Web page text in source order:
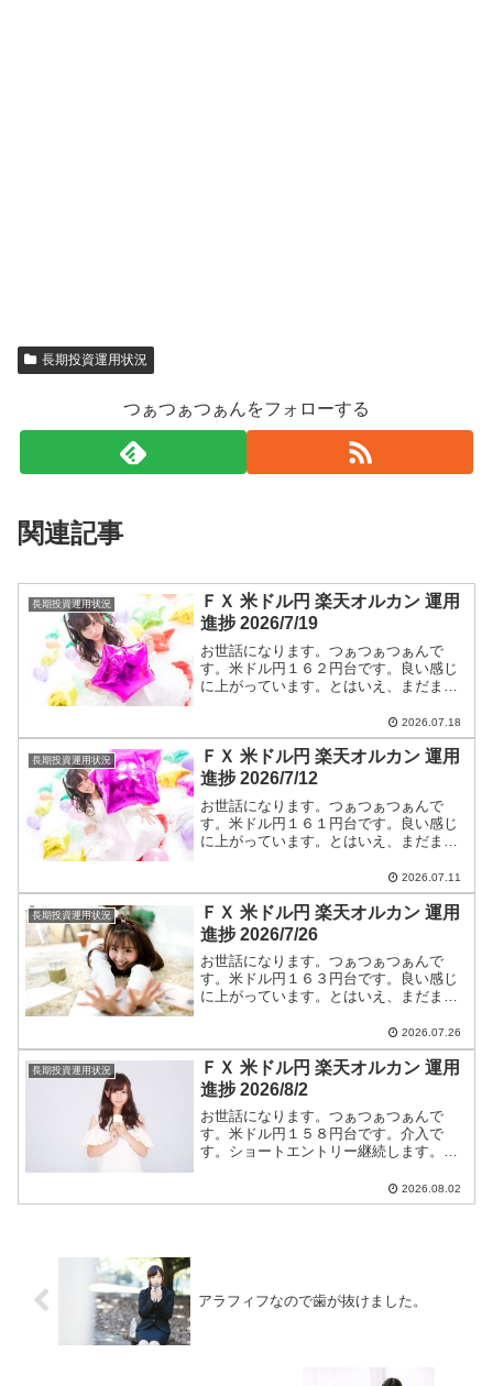
長期投資運用状況
つぁつぁつぁんをフォローする
関連記事
長期投資運用状況
ＦＸ 米ドル円 楽天オルカン 運用
進捗 2026/7/19
お世話になります。つぁつぁつぁんで
す。米ドル円１６２円台です。良い感じ
に上がっています。とはいえ、まだまだ
す。米ドル円ショートエントリー手法と
今後のつぁつぁつぁん戦略は【米ドル
円】に全て書いています。
2026.07.18
長期投資運用状況
ＦＸ 米ドル円 楽天オルカン 運用
進捗 2026/7/12
お世話になります。つぁつぁつぁんで
す。米ドル円１６１円台です。良い感じ
に上がっています。とはいえ、まだまだ
す。米ドル円ショートエントリー手法と
今後のつぁつぁつぁん戦略は【米ドル
円】に全て書いています。
2026.07.11
長期投資運用状況
ＦＸ 米ドル円 楽天オルカン 運用
進捗 2026/7/26
お世話になります。つぁつぁつぁんで
す。米ドル円１６３円台です。良い感じ
に上がっています。とはいえ、まだまだ
す。米ドル円ショートエントリー手法と
今後のつぁつぁつぁん戦略は【米ドル
円】に全て書いています。
2026.07.26
長期投資運用状況
ＦＸ 米ドル円 楽天オルカン 運用
進捗 2026/8/2
お世話になります。つぁつぁつぁんで
す。米ドル円１５８円台です。介入で
す。ショートエントリー継続します。米
つぁつぁつぁん戦略は【米ドル円】に全
て書いています。
2026.08.02
アラフィフなので歯が抜けました。